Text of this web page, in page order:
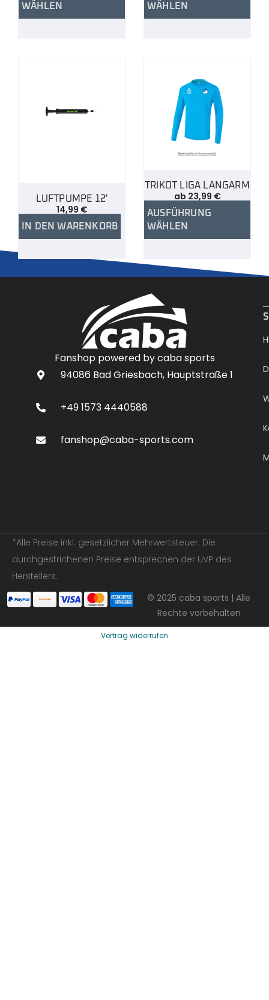
WÄHLEN
WÄHLEN
LUFTPUMPE 12′
14,99 €
IN DEN WARENKORB
TRIKOT LIGA LANGARM
ab 23,99 €
AUSFÜHRUNG
WÄHLEN
Fanshop powered by caba sports
94086 Bad Griesbach, Hauptstraße 1
+49 1573 4440588
fanshop@caba-sports.com
*Alle Preise inkl. gesetzlicher Mehrwertsteuer. Die
durchgestrichenen Preise entsprechen der UVP des
Herstellers.
© 2025 caba sports | Alle
Rechte vorbehalten
Vertrag widerrufen